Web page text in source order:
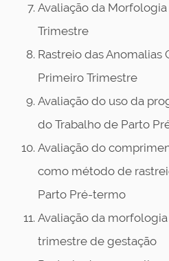
Avaliação da
Trimestre
Rastreio das Anomalias
Primeiro Trimestre
Avaliação do uso da
do Trabalho de Parto
Avaliação do
como método de
Parto Pré-termo
Avaliação da
trimestre de gestação